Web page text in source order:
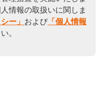
情報の取扱いに関しま
ー」 および 「個人情報
。